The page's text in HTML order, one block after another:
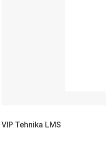
VIP Tehnika LMS